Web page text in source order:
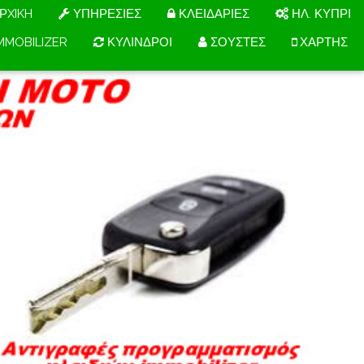
ΥΠΗΡΕΣΙΕΣ ΚΛΕΙΔΑΡΙΕΣ
ΗΛ. ΚΥΠΡΙ
ΚΥΛΙΝΔΡΟΙ ΣΟΥΣΤΕΣ ΧΑΡΤΗΣ